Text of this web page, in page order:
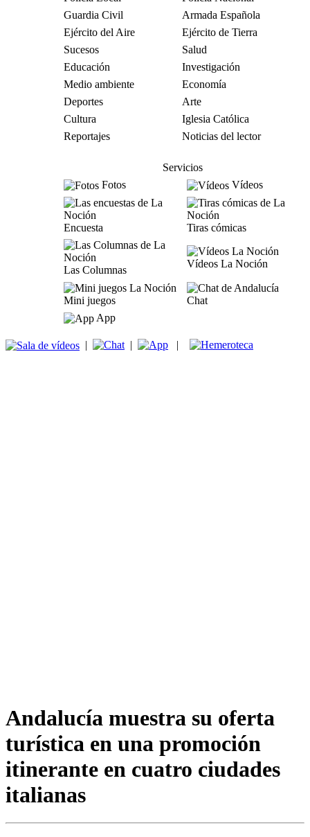
Guardia Civil
Armada Española
Ejército del Aire
Ejército de Tierra
Sucesos
Salud
Educación
Investigación
Medio ambiente
Economía
Deportes
Arte
Cultura
Iglesia Católica
Reportajes
Noticias del lector
Servicios
Fotos
Vídeos
Encuesta Tiras cómicas
Las Columnas
Vídeos La Noción
Mini juegos
Chat
App
| | |
Andalucía muestra su oferta
turística en una promoción
itinerante en cuatro ciudades
italianas